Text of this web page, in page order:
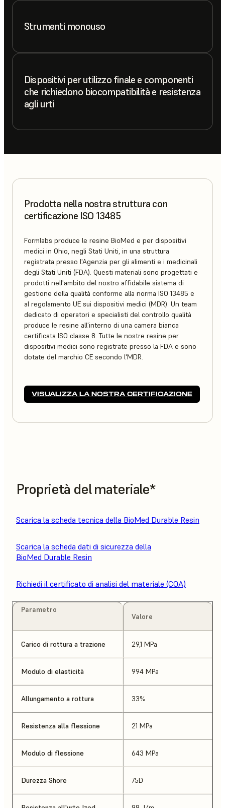
Strumenti monouso
Dispositivi per utilizzo finale e componenti
che richiedono biocompatibilità e resistenza
agli urti
Prodotta nella nostra struttura con
certificazione ISO 13485
Formlabs produce le resine BioMed e per dispositivi
medici in Ohio, negli Stati Uniti, in una struttura
registrata presso l'Agenzia per gli alimenti e i medicinali
degli Stati Uniti (FDA). Questi materiali sono progettati e
prodotti nell'ambito del nostro affidabile sistema di
gestione della qualità conforme alla norma ISO 13485 e
al regolamento UE sui dispositivi medici (MDR). Un team
dedicato di operatori e specialisti del controllo qualità
produce le resine all'interno di una camera bianca
certificata ISO classe 8. Tutte le nostre resine per
dispositivi medici sono registrate presso la FDA e sono
dotate del marchio CE secondo l'MDR.
VISUALIZZA LA NOSTRA CERTIFICAZIONE
Proprietà del materiale*
Scarica la scheda tecnica della BioMed Durable Resin
Scarica la scheda dati di sicurezza della
BioMed Durable Resin
Richiedi il certificato di analisi del materiale (COA)
Parametro
Valore
Carico di rottura a trazione 29,1 MPa
Modulo di elasticità 994 MPa
Allungamento a rottura 33%
Resistenza alla flessione 21 MPa
Modulo di flessione 643 MPa
Durezza Shore 75D